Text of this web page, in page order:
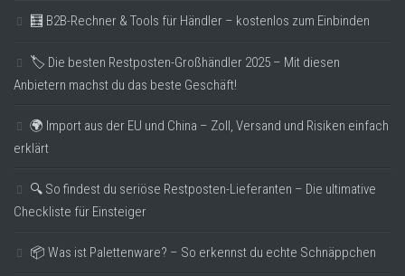
🧮 B2B-Rechner & Tools für Händler – kostenlos zum Einbinden
🏷️ Die besten Restposten-Großhändler 2025 – Mit diesen
Anbietern machst du das beste Geschäft!
🌍 Import aus der EU und China – Zoll, Versand und Risiken einfach
erklärt
🔍 So findest du seriöse Restposten-Lieferanten – Die ultimative
Checkliste für Einsteiger
📦 Was ist Palettenware? – So erkennst du echte Schnäppchen